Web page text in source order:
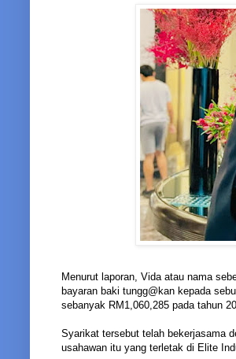
Menurut laporan, Vida atau nama
bayaran baki tungg@kan kepada
sebanyak RM1,060,285 pada tahun
Syarikat tersebut telah bekerjasama
usahawan itu yang terletak di Elite